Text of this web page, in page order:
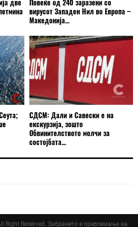
две
Повеќе од 240 заразени со
вирусот Западен Нил во Европа –
Македонија...
СДСМ: Дали и Савески е на
екскурзија, зошто
Обвинителството молчи за
состојбата...
Right Reserved. Забрането е превземање на